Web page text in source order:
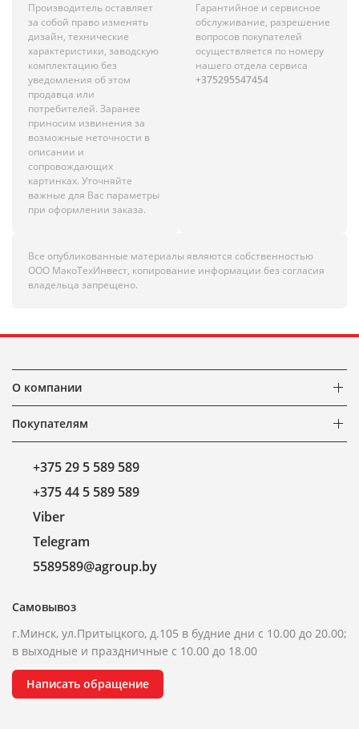
Производитель оставляет
за собой право изменять
дизайн, технические
характеристики, заводскую
комплектацию без
уведомления об этом
продавца или
потребителей. Заранее
приносим извинения за
возможные неточности в
описании и
сопровождающих
картинках. Уточняйте
важные для Вас параметры
при оформлении заказа.
Гарантийное и сервисное
обслуживание, разрешение
вопросов покупателей
осуществляется по номеру
нашего отдела сервиса
+375295547454
Все опубликованные материалы являются собственностью
ООО МакоТехИнвест, копирование информации без согласия
владельца запрещено.
О компании
Покупателям
+375 29 5 589 589
+375 44 5 589 589
Viber
Telegram
5589589@agroup.by
Самовывоз
г.Минск, ул.Притыцкого, д.105 в будние дни с 10.00 до 20.00;
в выходные и праздничные с 10.00 до 18.00
Написать обращение